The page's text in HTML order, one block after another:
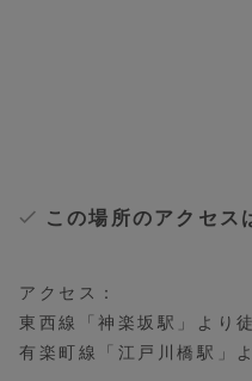
この場所のアクセス
アクセス：
東西線「神楽坂駅」より
有楽町線「江戸川橋駅」